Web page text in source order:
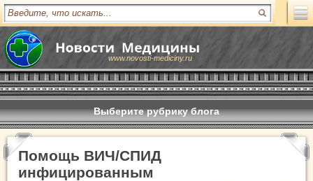
www.novosti-mediciny.ru
Выберите рубрику блога
Помощь ВИЧ/СПИД
инфицированным